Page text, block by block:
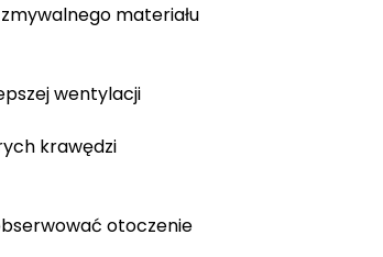
materiału
wentylacji
krawędzi
otoczenie